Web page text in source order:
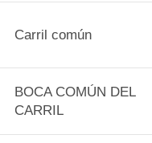
Carril común
BOCA COMÚN DEL
CARRIL